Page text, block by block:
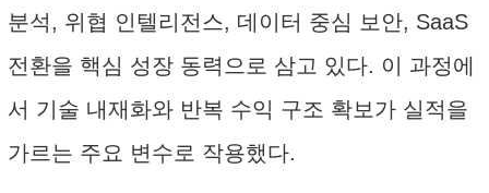
분석, 위협 인텔리전스, 데이터 중심 보안, SaaS
전환을 핵심 성장 동력으로 삼고 있다. 이 과정에
서 기술 내재화와 반복 수익 구조 확보가 실적을
가르는 주요 변수로 작용했다.